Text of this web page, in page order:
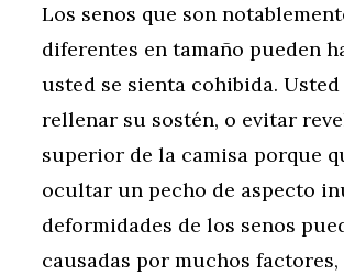
Los senos que son
diferentes en tamaño pueden
usted se sienta cohibida. Usted
rellenar su sostén, o evitar
superior de la camisa porque
ocultar un pecho de aspecto
deformidades de los senos
causadas por muchos factores,